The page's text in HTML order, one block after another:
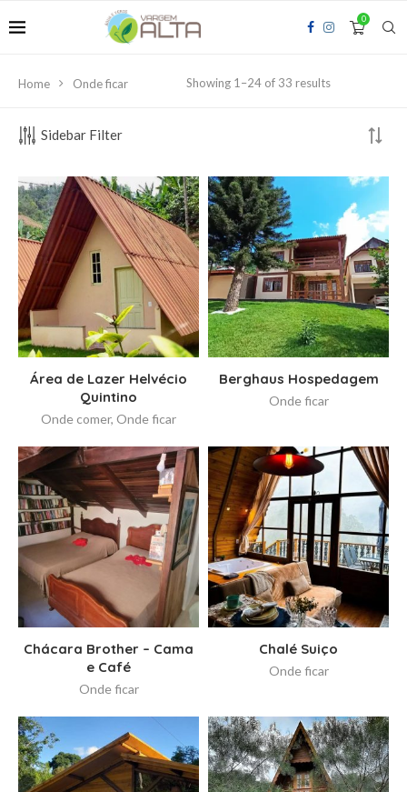
0
Home Onde ficar Showing 1–24 of 33 results
Sidebar Filter
Área de Lazer Helvécio
Quintino
Onde comer, Onde ficar
Berghaus Hospedagem
Onde ficar
Chácara Brother – Cama
e Café
Onde ficar
Chalé Suiço
Onde ficar